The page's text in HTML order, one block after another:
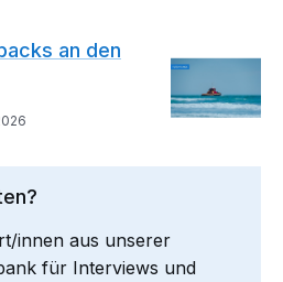
an den
innen aus unserer
für Interviews und